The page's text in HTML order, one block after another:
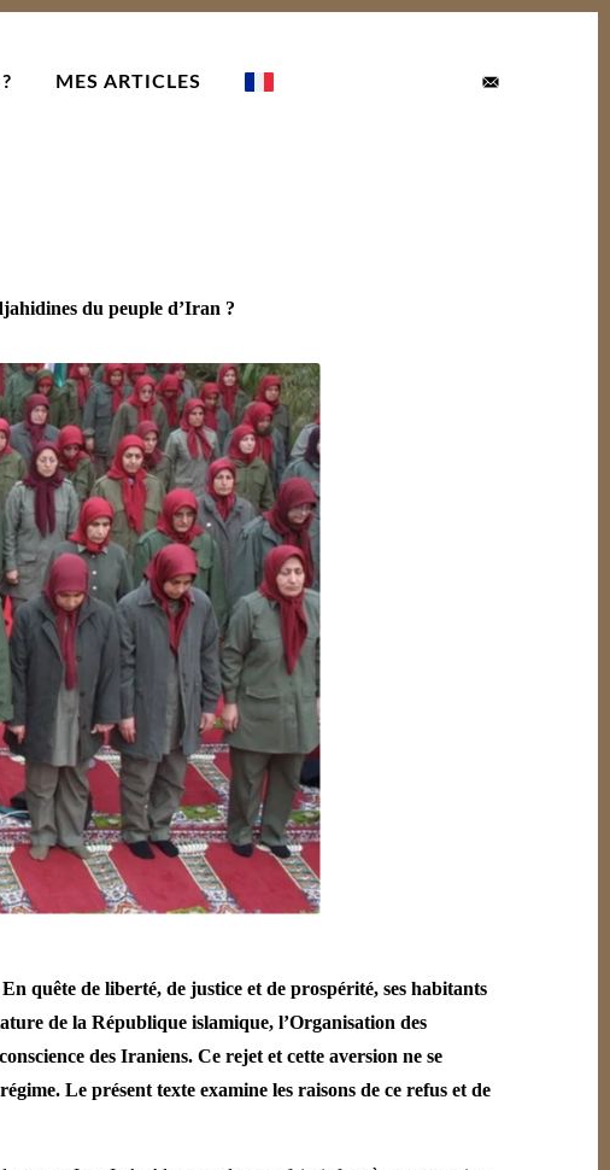
MES ARTICLES
du peuple d’Iran ?
quête de liberté, de justice et de prospérité, ses habitants
de la République islamique, l’Organisation des
des Iraniens. Ce rejet et cette aversion ne se
Le présent texte examine les raisons de ce refus et de